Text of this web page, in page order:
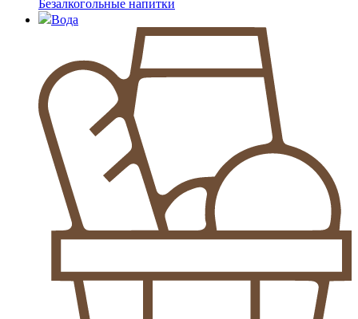
Безалкогольные напитки
Вода